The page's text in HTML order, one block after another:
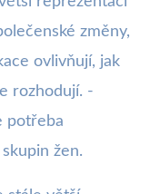
změny,
ovlivňují, jak
rozhodují. -
potřeba
žen.